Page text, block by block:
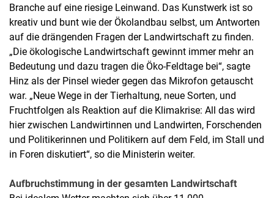
Branche auf eine riesige Leinwand. Das Kunstwerk ist so
kreativ und bunt wie der Ökolandbau selbst, um Antworten
auf die drängenden Fragen der Landwirtschaft zu finden.
„Die ökologische Landwirtschaft gewinnt immer mehr an
Bedeutung und dazu tragen die Öko-Feldtage bei“, sagte
Hinz als der Pinsel wieder gegen das Mikrofon getauscht
war. „Neue Wege in der Tierhaltung, neue Sorten, und
Fruchtfolgen als Reaktion auf die Klimakrise: All das wird
hier zwischen Landwirtinnen und Landwirten, Forschenden
und Politikerinnen und Politikern auf dem Feld, im Stall und
in Foren diskutiert“, so die Ministerin weiter.
Aufbruchstimmung in der gesamten Landwirtschaft